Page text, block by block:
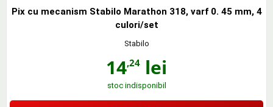
Pix cu mecanism Stabilo Marathon 318, varf 0. 45 mm, 4
culori/set
Stabilo
14,24 lei
stoc indisponibil